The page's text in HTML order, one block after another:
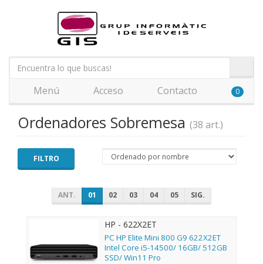
Menú Acceso Contacto 0
Ordenadores Sobremesa (38 art.)
FILTRO
ANT. 01 02 03 04 05 SIG.
HP - 622X2ET
PC HP Elite Mini 800 G9 622X2ET
Intel Core i5-14500/ 16GB/ 512GB
SSD/ Win11 Pro